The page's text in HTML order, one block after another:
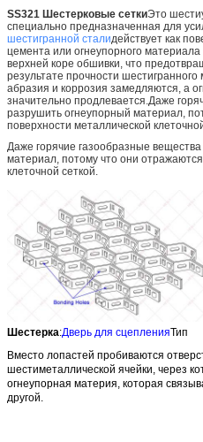
SS321 Шестерковые сеткиЭто
специально предназначенная для
шестигранной сталидействует как
цемента или огнеупорного
верхней коре обшивки, что
результате прочности
абразия и коррозия замедляются, а
значительно продлевается.Даже
разрушить огнеупорный материал,
поверхности металлической
Даже горячие газообразные
материал, потому что они
клеточной сеткой.
Шестерка:Дверь для сцепленияТип
Вместо лопастей пробиваются
шестиметаллической ячейки, через
огнеупорная материя, которая
другой.